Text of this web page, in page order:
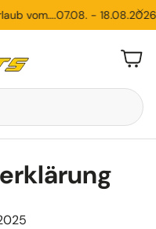
vom….07.08. - 18.08.2026